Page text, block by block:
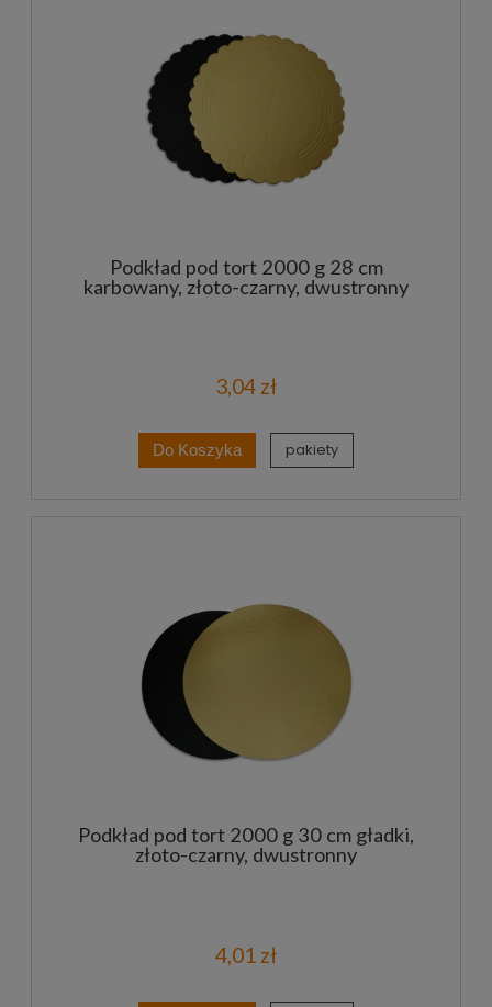
Podkład pod tort 2000 g 28 cm
karbowany, złoto-czarny, dwustronny
3,04 zł
Do Koszyka pakiety
Podkład pod tort 2000 g 30 cm gładki,
złoto-czarny, dwustronny
4,01 zł